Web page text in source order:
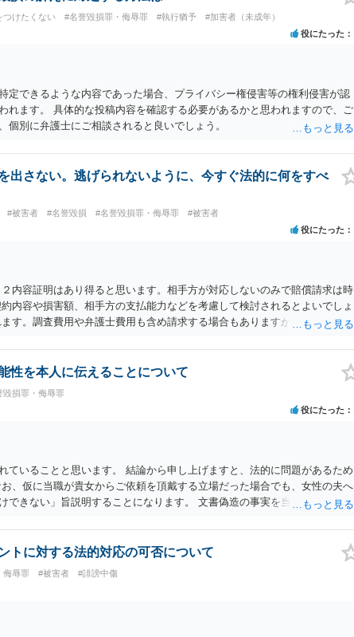
つけたくない #名誉毀損罪・侮辱罪 #執行猶予 #加害者（未成年）
役にたった
定できるような内容であった場合、プライバシー権侵害等の権利侵害が認
れます。 具体的な投稿内容を確認する必要があるかと思われますので、ご
個別に弁護士にご相談されると良いでしょう。
出さない。逃げられないように、今すぐ法的に何をすべ
#被害者 #名誉毀損 #名誉毀損罪・侮辱罪 #被害者
役にたった
内容証明はあり得ると思います。相手方が対応しないのみで賠償請求は時
内容や損害額、相手方の支払能力などを考慮して検討されるとよいでしょ
す。調査費用や弁護士費用も含め請求する場合もありますが、認められる
直接連絡を避けることも方法の一つです。
性を本人に伝えることについて
毀損罪・侮辱罪
役にたった
ていることと思います。 結論から申し上げますと、法的に問題があるため
、仮に当職が貴女からご依頼を頂戴する立場だった場合でも、女性の夫へ
できない」旨説明することになります。 文書偽造の事実を当該男性に伝達
りわけ、女性にとって最も知られたくない相手である夫）に事実上であれ
ライバシー権侵害の問題）が発生します。
トに対する法的対応の可否について
侮辱罪 #被害者 #誹謗中傷